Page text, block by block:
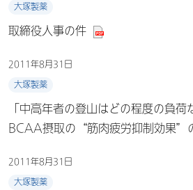
大塚製薬
取締役人事の件
2011年8月31日
大塚製薬
「中高年者の登山はどの程度の負
BCAA摂取の“筋肉疲労抑制効果”
2011年8月31日
大塚製薬